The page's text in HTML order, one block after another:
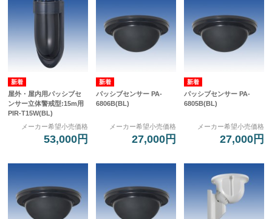
屋外・屋内用パッシブセ
ンサー立体警戒型:15m用
PIR-T15W(BL)
メーカー希望小売価格
53,000円
パッシブセンサー PA-
6806B(BL)
メーカー希望小売価格
27,000円
パッシブセンサー PA-
6805B(BL)
メーカー希望小売価格
27,000円